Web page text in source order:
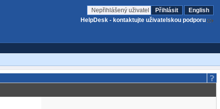
Nepřihlášený uživatel Přihlásit
English
HelpDesk - kontaktujte uživatelskou podporu